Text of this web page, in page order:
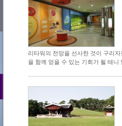
리타워의 전망을 선사한 것이 구리
을 함께 얻을 수 있는 기회가 될 테니